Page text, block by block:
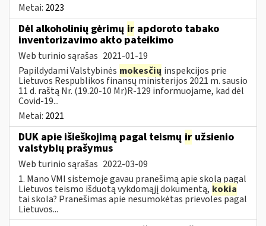
Metai: 2023
Dėl alkoholinių gėrimų ir apdoroto tabako
inventorizavimo akto pateikimo
Web turinio sąrašas 2021-01-19
Papildydami Valstybinės mokesčių inspekcijos prie
Lietuvos Respublikos finansų ministerijos 2021 m. sausio
11 d. raštą Nr. (19.20-10 Mr)R-129 informuojame, kad dėl
Covid-19...
Metai: 2021
DUK apie išieškojimą pagal teismų ir užsienio
valstybių prašymus
Web turinio sąrašas 2022-03-09
1. Mano VMI sistemoje gavau pranešimą apie skolą pagal
Lietuvos teismo išduotą vykdomąjį dokumentą, kokia
tai skola? Pranešimas apie nesumokėtas prievoles pagal
Lietuvos...